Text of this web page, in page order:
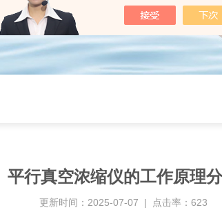
平行真空浓缩仪的工作原理
更新时间：2025-07-07 | 点击率：623